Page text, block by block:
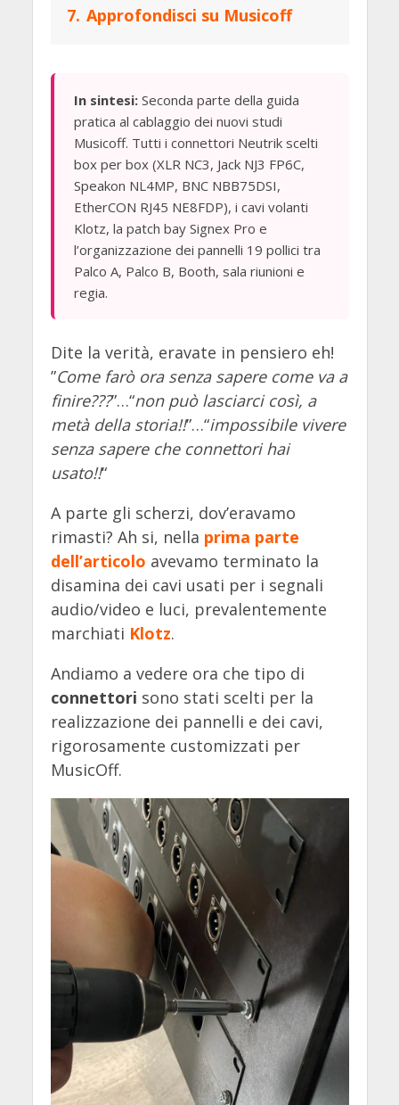
7. Approfondisci su Musicoff
In sintesi:Seconda parte della guida
pratica al cablaggio dei nuovi studi
Musicoff. Tutti i connettori Neutrik scelti
box per box (XLR NC3, Jack NJ3 FP6C,
Speakon NL4MP, BNC NBB75DSI,
EtherCON RJ45 NE8FDP), i cavi volanti
Klotz, la patch bay Signex Pro e
l’organizzazione dei pannelli 19 pollici tra
Palco A, Palco B, Booth, sala riunioni e
regia.
Dite la verità, eravate in pensiero eh!
”Come farò ora senza sapere come va a
finire???”…“non può lasciarci così, a
metà della storia!!”…“impossibile vivere
senza sapere che connettori hai
usato!!“
A parte gli scherzi, dov’eravamo
rimasti? Ah si, nella prima parte
dell’articolo avevamo terminato la
disamina dei cavi usati per i segnali
audio/video e luci, prevalentemente
marchiati Klotz.
Andiamo a vedere ora che tipo di
connettori sono stati scelti per la
realizzazione dei pannelli e dei cavi,
rigorosamente customizzati per
MusicOff.